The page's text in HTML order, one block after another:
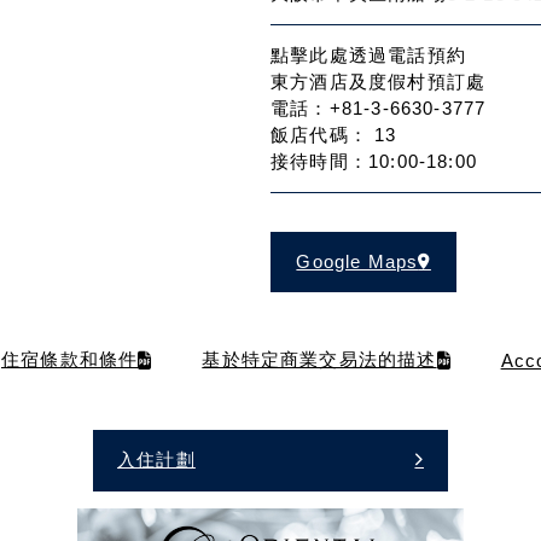
點擊此處透過電話預約
東方酒店及度假村預訂處
電話：+81-3-6630-3777
飯店代碼： 13
接待時間：10:00-18:00
Google Maps
住宿條款和條件 基於特定商業交易法的描述
入住計劃